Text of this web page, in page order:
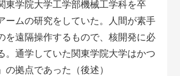
東学院大学工学部機械工学科を卒
ームの研究をしていた。人間が素手
を遠隔操作するもので、核開発に必
。通学していた関東学院大学はかつ
の拠点であった（後述）